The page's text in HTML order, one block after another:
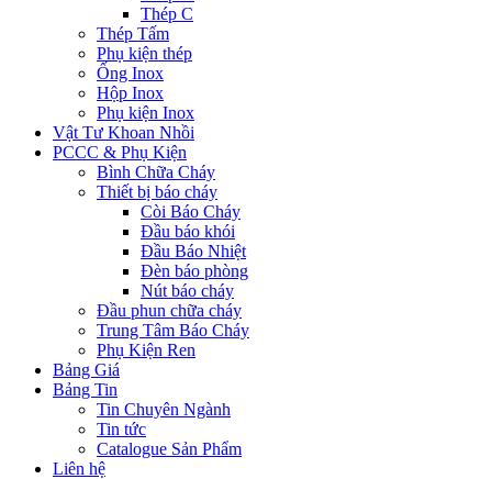
Thép C
Thép Tấm
Phụ kiện thép
Ống Inox
Hộp Inox
Phụ kiện Inox
Vật Tư Khoan Nhồi
PCCC & Phụ Kiện
Bình Chữa Cháy
Thiết bị báo cháy
Còi Báo Cháy
Đầu báo khói
Đầu Báo Nhiệt
Đèn báo phòng
Nút báo cháy
Đầu phun chữa cháy
Trung Tâm Báo Cháy
Phụ Kiện Ren
Bảng Giá
Bảng Tin
Tin Chuyên Ngành
Tin tức
Catalogue Sản Phẩm
Liên hệ